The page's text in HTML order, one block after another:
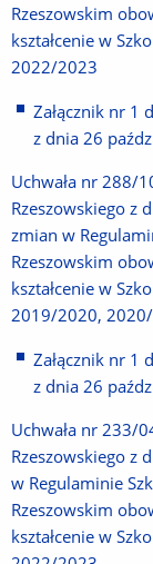
Rzeszowskim
kształcenie w
2022/2023
Załącznik nr 1
z dnia 26
Uchwała nr 288/
Rzeszowskiego z
zmian w
Rzeszowskim
kształcenie w
2019/2020,
Załącznik nr 1
z dnia 26
Uchwała nr 233/
Rzeszowskiego z
w Regulaminie
Rzeszowskim
kształcenie w